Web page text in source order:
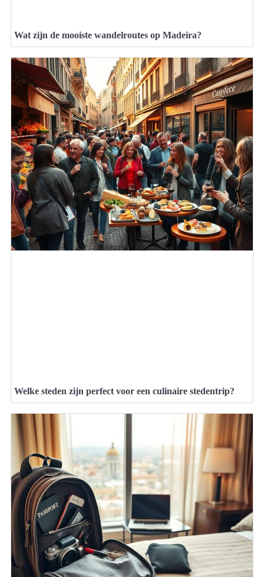
Wat zijn de mooiste wandelroutes op Madeira?
Welke steden zijn perfect voor een culinaire stedentrip?